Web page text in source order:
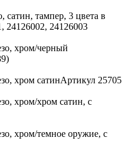
сатин, тампер, 3 цвета в
24126002, 24126003
хром/черный
хром сатинАртикул 25705
хром/хром сатин, с
хром/темное оружие, с